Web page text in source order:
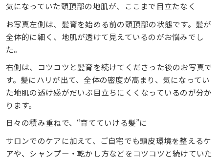
気になっていた頭頂部の地肌が、ここまで目立たなく
お写真左側は、髪育を始める前の頭頂部の状態です。髪が
全体的に細く、地肌が透けて見えているのがお悩みでし
た。
右側は、コツコツと髪育を続けてくださった後のお写真で
す。髪にハリが出て、全体の密度が高まり、気になってい
た地肌の透け感がだいぶ目立ちにくくなっているのが分か
ります。
日々の積み重ねで、“育てていける髪”に
サロンでのケアに加えて、ご自宅でも頭皮環境を整えるケ
アや、シャンプー・乾かし方などをコツコツと続けていた